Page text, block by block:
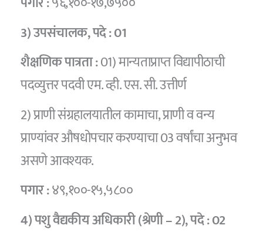
3) उपसंचालक,पदे :01
शैक्षणिक पात्रता :01) मान्यताप्राप्त विद्यापीठाची
पदव्युत्तर पदवी एम. व्ही. एस. सी. उत्तीर्ण
2) प्राणी संग्रहालयातील कामाचा, प्राणी व वन्य
प्राण्यांवर औषधोपचार करण्याचा 03 वर्षांचा अनुभव
असणे आवश्यक.
पगार :४९,१००-१५,५८००
4) पशु वैद्यकीय अधिकारी (श्रेणी – 2),पदे :02